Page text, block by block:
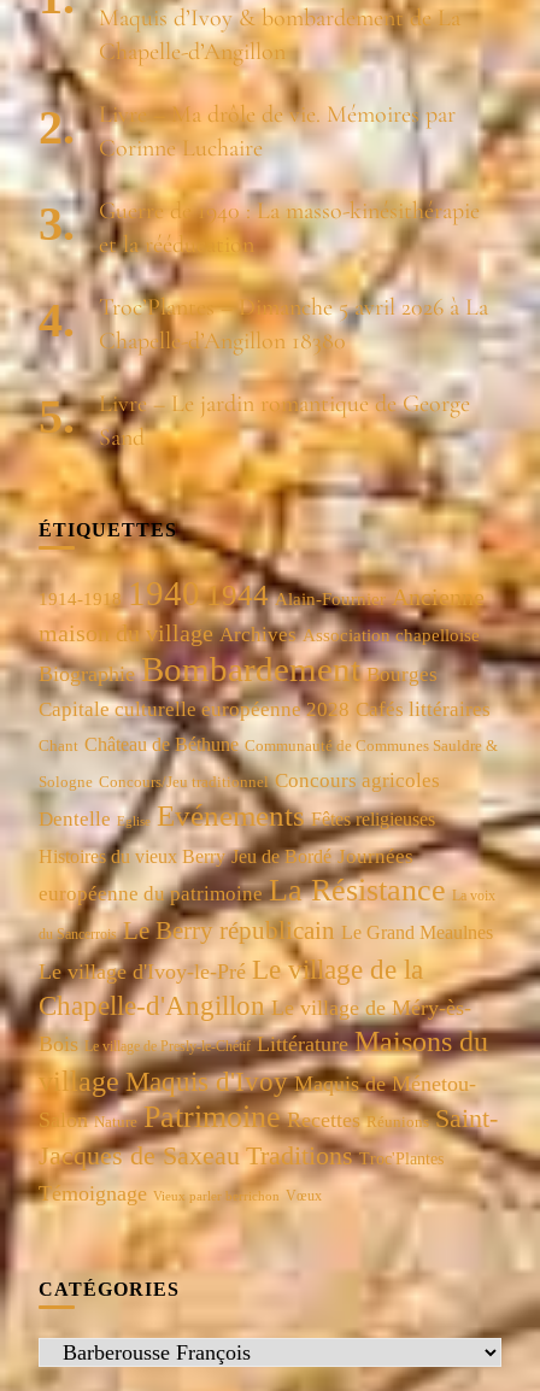
Maquis d’Ivoy & bombardement de La
Chapelle-d’Angillon
Livre – Ma drôle de vie. Mémoires par
Corinne Luchaire
Guerre de 1940 : La masso-kinésithérapie
et la rééducation
Troc’Plantes – Dimanche 5 avril 2026 à La
Chapelle-d’Angillon 18380
Livre – Le jardin romantique de George
Sand
ÉTIQUETTES
1914-1918 19401944 Alain-Fournier Ancienne
maison du village Archives Association chapelloise
Biographie Bombardement Bourges
Capitale culturelle européenne 2028 Cafés littéraires
Chant Château de Béthune Communauté de Communes Sauldre &
Sologne Concours/Jeu traditionnel Concours agricoles
Dentelle Eglise Evénements Fêtes religieuses
Histoires du vieux Berry Jeu de Bordé Journées
européenne du patrimoine La Résistance La voix
du Sancerrois Le Berry républicain Le Grand Meaulnes
Le village d'Ivoy-le-Pré Le village de la
Chapelle-d'Angillon Le village de Méry-ès-
Bois
Le village de Presly-le-Chétif Littérature Maisons du
village Maquis d'Ivoy Maquis de Ménetou-
Salon Nature Patrimoine Recettes Réunions Saint-
Jacques de Saxeau Traditions Troc'Plantes
Témoignage Vieux parler berrichon Vœux
CATÉGORIES
Catégories